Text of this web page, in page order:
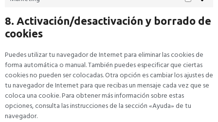
8. Activación/desactivación y borrado de
cookies
Puedes utilizar tu navegador de Internet para eliminar las cookies de
forma automática o manual. También puedes especificar que ciertas
cookies no pueden ser colocadas. Otra opción es cambiar los ajustes de
tu navegador de Internet para que recibas un mensaje cada vez que se
coloca una cookie. Para obtener más información sobre estas
opciones, consulta las instrucciones de la sección «Ayuda» de tu
navegador.